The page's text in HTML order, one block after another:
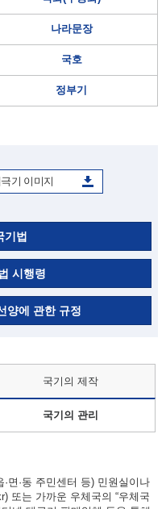
나라문장
국호
정부기
기 이미지
기법
시행령
양에 관한 규정
국기의 제작
국기의 관리
면·동 주민센터 등) 민원실이나
또는 가까운 우체국의 “우체국